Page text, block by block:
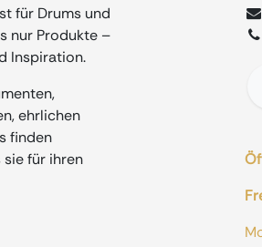
für Drums und
nur Produkte –
Inspiration.
ehrlichen
finden
sie für ihren